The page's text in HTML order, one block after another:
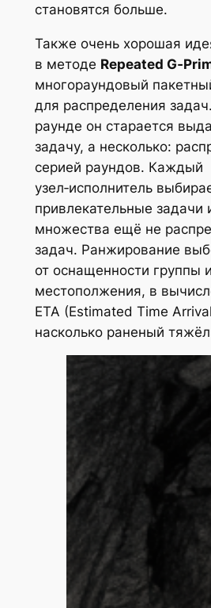
становятся больше.
Также очень хорошая
в методе Repeated
многораундовый
для распределения
раунде он старается
задачу, а несколько:
серией раундов. Каждый
узел‑исполнитель
привлекательные задачи
множества ещё не
задач. Ранжирование
от оснащенности группы
местополжения, в
ETA (Estimated Time
насколько раненый